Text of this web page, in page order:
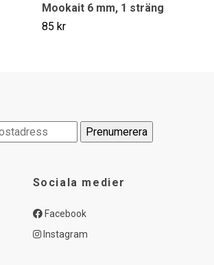
Mookait 6 mm, 1 sträng
85 kr
Sociala medier
Facebook
Instagram